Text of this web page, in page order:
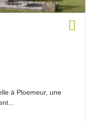
à Ploemeur, une